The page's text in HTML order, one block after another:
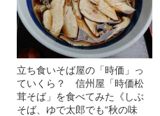
立ち食いそば屋の「時価」っ
ていくら？ 信州屋「時価松
茸そば」を食べてみた《しぶ
そば、ゆで太郎でも“秋の味